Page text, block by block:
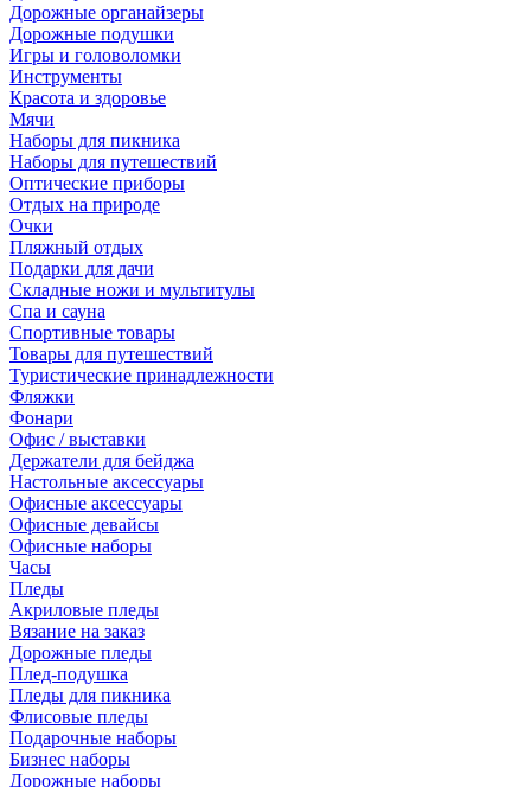
Дорожные органайзеры
Дорожные подушки
Игры и головоломки
Инструменты
Красота и здоровье
Мячи
Наборы для пикника
Наборы для путешествий
Оптические приборы
Отдых на природе
Очки
Пляжный отдых
Подарки для дачи
Складные ножи и мультитулы
Спа и сауна
Спортивные товары
Товары для путешествий
Туристические принадлежности
Фляжки
Фонари
Офис / выставки
Держатели для бейджа
Настольные аксессуары
Офисные аксессуары
Офисные девайсы
Офисные наборы
Часы
Пледы
Акриловые пледы
Вязание на заказ
Дорожные пледы
Плед-подушка
Пледы для пикника
Флисовые пледы
Подарочные наборы
Бизнес наборы
Дорожные наборы